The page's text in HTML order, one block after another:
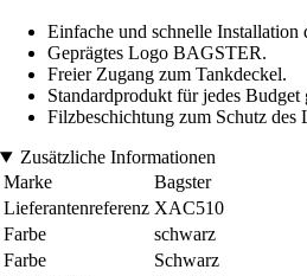
Einfache und schnelle Installation
Geprägtes Logo BAGSTER.
Freier Zugang zum Tankdeckel.
Standardprodukt für jedes Budget
Filzbeschichtung zum Schutz des
Zusätzliche Informationen
Marke
Bagster
Lieferantenreferenz XAC510
Farbe
schwarz
Farbe
Schwarz